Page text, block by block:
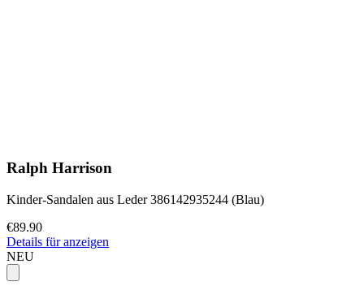
Ralph Harrison
Kinder-Sandalen aus Leder 386142935244 (Blau)
€89.90
Details für anzeigen
NEU